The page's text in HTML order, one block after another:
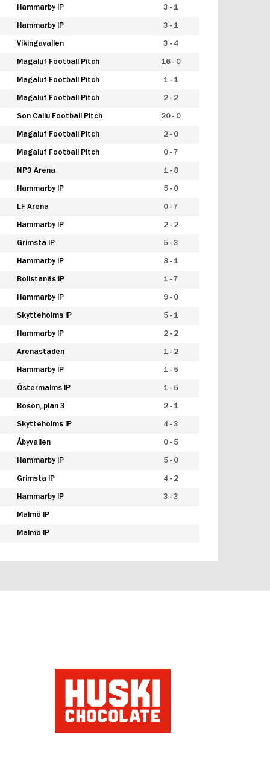
Hammarby IP 3 - 1
Hammarby IP 3 - 1
Vikingavallen 3 - 4
Magaluf Football Pitch 16 - 0
Magaluf Football Pitch 1 - 1
Magaluf Football Pitch 2 - 2
Son Caliu Football Pitch 20 - 0
Magaluf Football Pitch 2 - 0
Magaluf Football Pitch 0 - 7
NP3 Arena 1 - 8
Hammarby IP 5 - 0
LF Arena 0 - 7
Hammarby IP 2 - 2
Grimsta IP 5 - 3
Hammarby IP 8 - 1
Bollstanäs IP 1 - 7
Hammarby IP 9 - 0
Skytteholms IP 5 - 1
Hammarby IP 2 - 2
Arenastaden 1 - 2
Hammarby IP 1 - 5
Östermalms IP 1 - 5
Bosön, plan 3 2 - 1
Skytteholms IP 4 - 3
Åbyvallen 0 - 5
Hammarby IP 5 - 0
Grimsta IP 4 - 2
Hammarby IP 3 - 3
Malmö IP
Malmö IP